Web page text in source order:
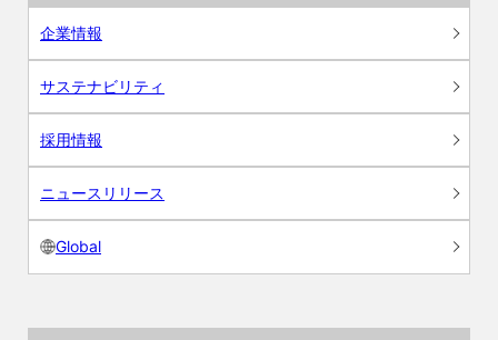
企業情報
サステナビリティ
採用情報
ニュースリリース
Global